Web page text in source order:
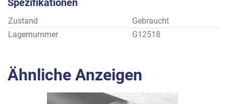
Spezifikationen
Zustand
Gebraucht
Lagernummer
G12518
Ähnliche Anzeigen